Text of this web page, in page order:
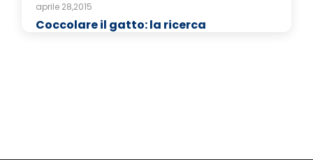
aprile 28,2015
Coccolare il gatto: la ricerca